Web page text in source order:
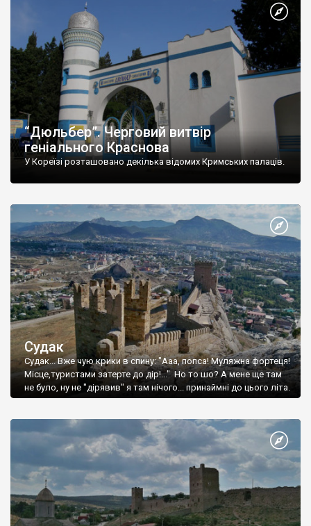
“Дюльбер”. Черговий витвір
геніального Краснова
У Кореїзі розташовано декілька відомих Кримських палаців.
Судак
Судак... Вже чую крики в спину: "Ааа, попса! Муляжна фортеця!
Місце,туристами затерте до дір!..." Но то шо? А мене ще там
не було, ну не "дірявив" я там нічого... принаймні до цього літа.